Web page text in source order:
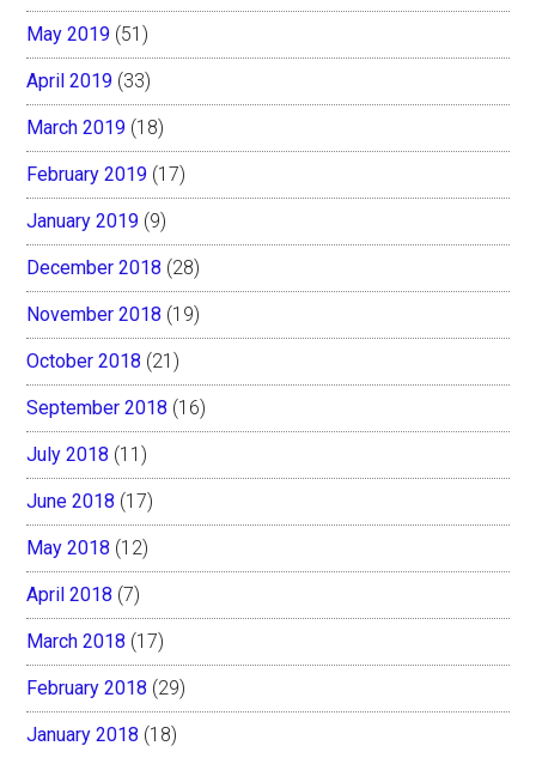
May 2019 (51)
April 2019 (33)
March 2019 (18)
February 2019 (17)
January 2019 (9)
December 2018 (28)
November 2018 (19)
October 2018 (21)
September 2018 (16)
July 2018 (11)
June 2018 (17)
May 2018 (12)
April 2018 (7)
March 2018 (17)
February 2018 (29)
January 2018 (18)